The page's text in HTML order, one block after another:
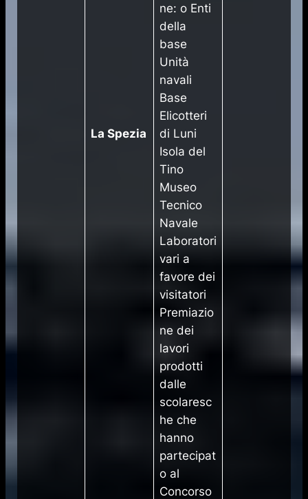
La Spezia
ne: o Enti
della
base
Unità
navali
Base
Elicotteri
di Luni
Isola del
Tino
Museo
Tecnico
Navale
Laboratori
vari a
favore dei
visitatori
Premiazio
ne dei
lavori
prodotti
dalle
scolaresc
he che
hanno
partecipat
o al
Concorso